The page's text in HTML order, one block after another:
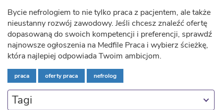
Bycie nefrologiem to nie tylko praca z pacjentem, ale także
nieustanny rozwój zawodowy. Jeśli chcesz znaleźć ofertę
dopasowaną do swoich kompetencji i preferencji, sprawdź
najnowsze ogłoszenia na Medfile Praca i wybierz ścieżkę,
która najlepiej odpowiada Twoim ambicjom.
praca oferty praca nefrolog
Tagi